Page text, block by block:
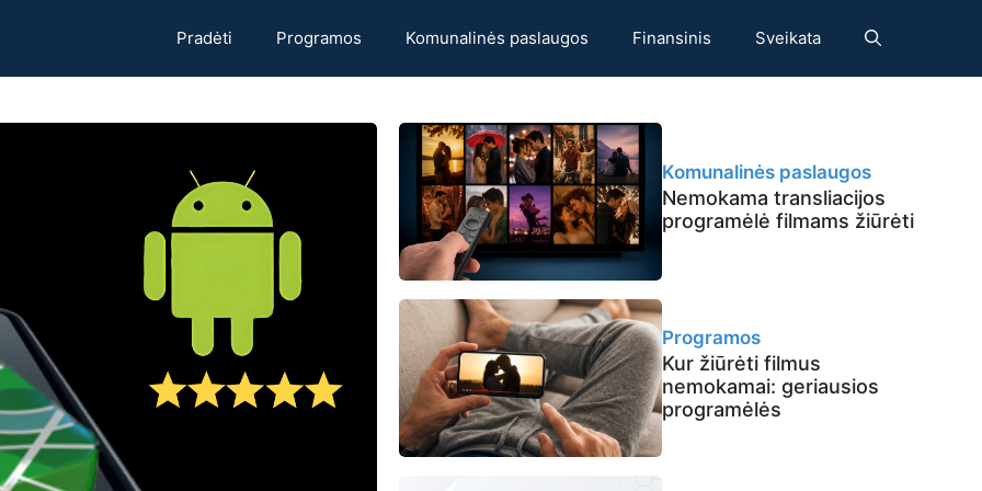
Pradėti Programos Komunalinės paslaugos Finansinis Sveikata
Komunalinės paslaugos
Nemokama transliacijos
programėlė filmams žiūrėti
Programos
Kur žiūrėti filmus
nemokamai: geriausios
programėlės